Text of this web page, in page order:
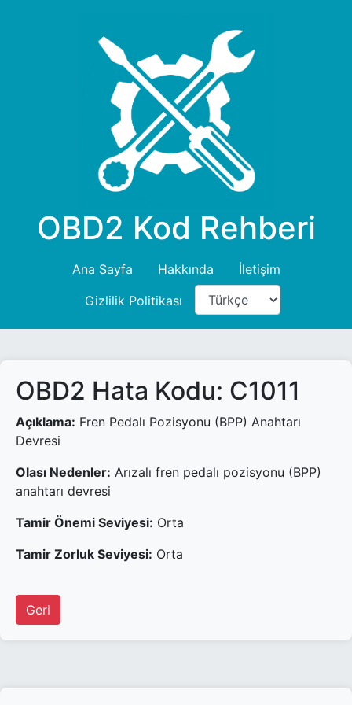
OBD2 Kod Rehberi
Ana Sayfa Hakkında
İletişim
Gizlilik Politikası
OBD2 Hata Kodu: C1011
Açıklama: Fren Pedalı Pozisyonu (BPP) Anahtarı
Devresi
Olası Nedenler: Arızalı fren pedalı pozisyonu (BPP)
anahtarı devresi
Tamir Önemi Seviyesi: Orta
Tamir Zorluk Seviyesi: Orta
Geri